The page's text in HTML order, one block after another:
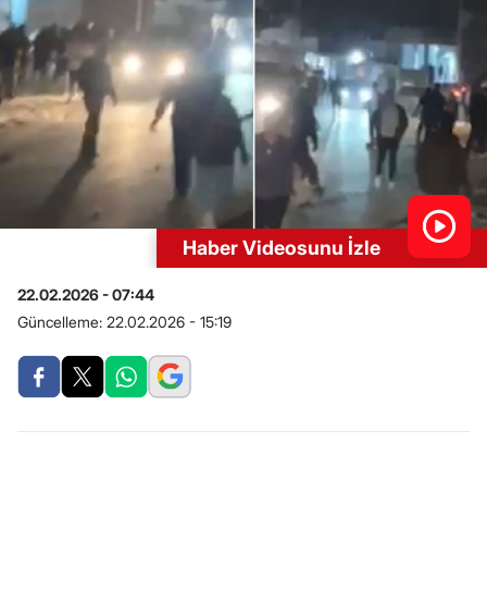
Haber Videosunu İzle
22.02.2026 - 07:44
Güncelleme: 22.02.2026 - 15:19